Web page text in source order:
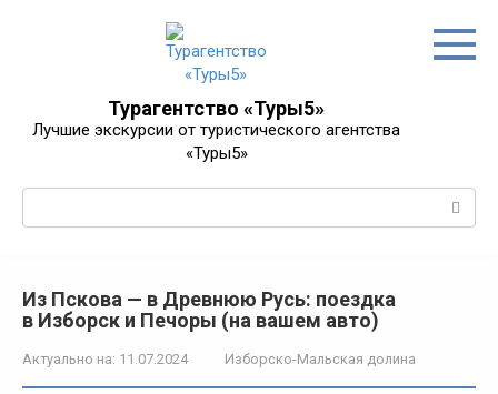
Турагентство «Туры5»
Лучшие экскурсии от туристического агентства
«Туры5»
Из Пскова — в Древнюю Русь: поездка
в Изборск и Печоры (на вашем авто)
Актуально на: 11.07.2024 Изборско-Мальская долина